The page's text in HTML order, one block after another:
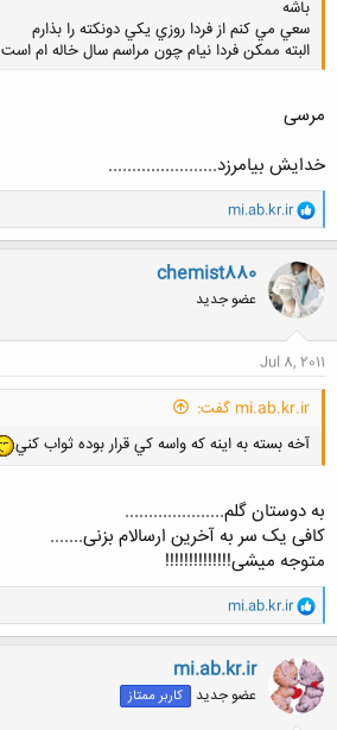
باشه
سعي مي كنم از فردا روزي يكي دونكته را بذارم
البته ممكن فردا نيام چون مراسم سال خاله ام است
کلیک کنید تا باز شود...
مرسی
خدایش بیامرزد.......................
و
ا
ک
ن
ش
ه
ا
mi.ab.kr.ir
chemist880
عضو جدید
Jul 8, 2011
mi.ab.kr.ir گفت:
آخه بسته به اينه كه واسه كي قرار بوده ثواب كني
به دوستان گلم.....................
کافی یک سر به آخرین ارسالام بزنی.......
متوجه میشی!!!!!!!!!!!!!!
و
ا
ک
ن
ش
ه
ا
mi.ab.kr.ir
mi.ab.kr.ir
عضو جدید کاربر ممتاز